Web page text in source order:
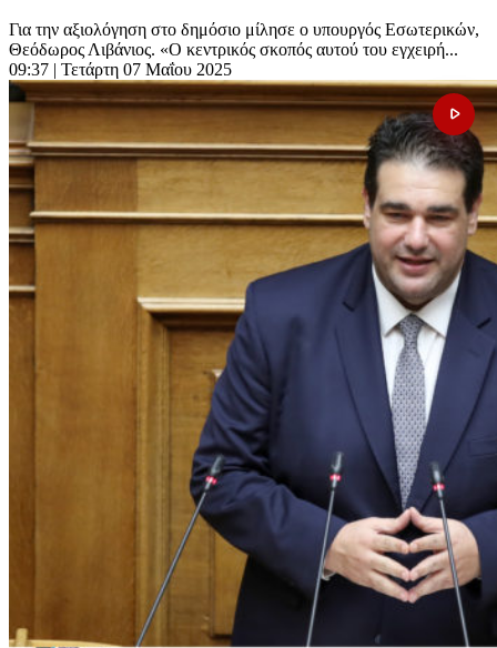
Για την αξιολόγηση στο δημόσιο μίλησε ο υπουργός Εσωτερικών,
Θεόδωρος Λιβάνιος. «Ο κεντρικός σκοπός αυτού του εγχειρή...
09:37 | Τετάρτη 07 Μαΐου 2025